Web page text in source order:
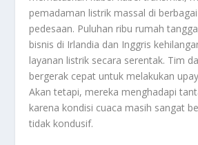
pemadaman listrik massal di
pedesaan. Puluhan ribu rumah
bisnis di Irlandia dan Inggris
layanan listrik secara serentak. Tim
bergerak cepat untuk melakukan
Akan tetapi, mereka menghadapi
karena kondisi cuaca masih sangat
tidak kondusif.